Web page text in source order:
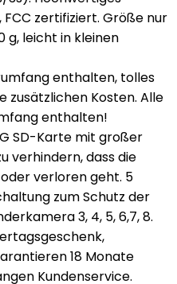
FCC zertifiziert. Größe nur
g, leicht in kleinen
enthalten, tolles
zusätzlichen Kosten. Alle
enthalten!
SD-Karte mit großer
verhindern, dass die
verloren geht. 5
zum Schutz der
3, 4, 5, 6,7, 8.
18 Monate
Kundenservice.